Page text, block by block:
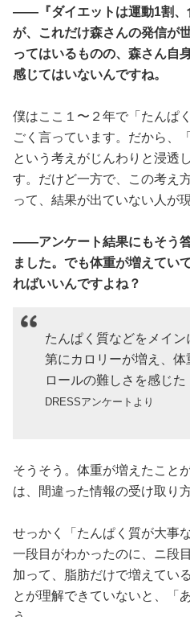
――『ダイエットは運動1割、
が、これだけ森さんの発信が
ってはいるものの、森さん自
感じてはいないんですね。
僕はここ１〜２年で「たんぱ
ごく言っています。だから、
という考えがじんわりと浸透
す。だけど一方で、この考え
って、結果が出ていない人が
――アンケート結果にもそう
ました。でも体重が増えてい
ればいいんですよね？
たんぱく質などをメイ
第にカロリーが増え、体
ロールの難しさを感じた
DRESSアンケートより
そうそう。体重が増えたこと
は、間違った情報の受け取り
せっかく「たんぱく質が大事
一段目がわかったのに、ニ段
加って、脂肪だけで増えてい
とが理解できていないと、「